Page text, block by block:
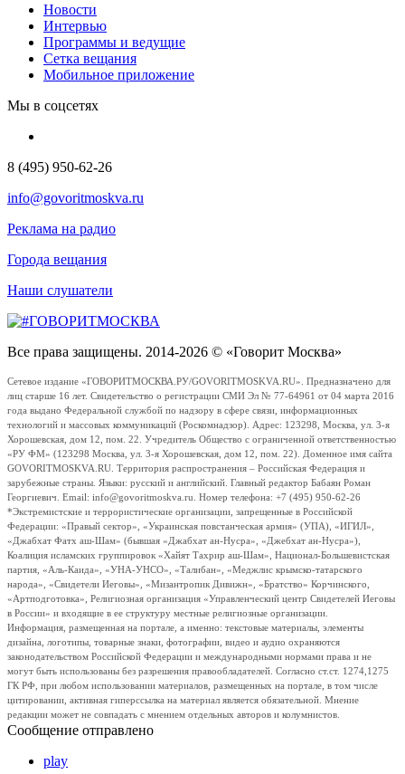
Новости
Интервью
Программы и ведущие
Сетка вещания
Мобильное приложение
Мы в соцсетях
8 (495) 950-62-26
info@govoritmoskva.ru
Реклама на радио
Города вещания
Наши слушатели
Все права защищены. 2014-2026 © «Говорит Москва»
Сетевое издание «ГОВОРИТМОСКВА.РУ/GOVORITMOSKVA.RU». Предназначено для
лиц старше 16 лет. Свидетельство о регистрации СМИ Эл № 77-64961 от 04 марта 2016
года выдано Федеральной службой по надзору в сфере связи, информационных
технологий и массовых коммуникаций (Роскомнадзор). Адрес: 123298, Москва, ул. 3-я
Хорошевская, дом 12, пом. 22. Учредитель Общество с ограниченной ответственностью
«РУ ФМ» (123298 Москва, ул. 3-я Хорошевская, дом 12, пом. 22). Доменное имя сайта
GOVORITMOSKVA.RU. Территория распространения – Российская Федерация и
зарубежные страны. Языки: русский и английский. Главный редактор Бабаян Роман
Георгиевич. Email: info@govoritmoskva.ru. Номер телефона: +7 (495) 950-62-26
*Экстремистские и террористические организации, запрещенные в Российской
Федерации: «Правый сектор», «Украинская повстанческая армия» (УПА), «ИГИЛ»,
«Джабхат Фатх аш-Шам» (бывшая «Джабхат ан-Нусра», «Джебхат ан-Нусра»),
Коалиция исламских группировок «Хайят Тахрир аш-Шам», Национал-Большевистская
партия, «Аль-Каида», «УНА-УНСО», «Талибан», «Меджлис крымско-татарского
народа», «Свидетели Иеговы», «Мизантропик Дивижн», «Братство» Корчинского,
«Артподготовка», Религиозная организация «Управленческий центр Свидетелей Иеговы
в России» и входящие в ее структуру местные религиозные организации.
Информация, размещенная на портале, а именно: текстовые материалы, элементы
дизайна, логотипы, товарные знаки, фотографии, видео и аудио охраняются
законодательством Российской Федерации и международными нормами права и не
могут быть использованы без разрешения правообладателей. Согласно ст.ст. 1274,1275
ГК РФ, при любом использовании материалов, размещенных на портале, в том числе
цитировании, активная гиперссылка на материал является обязательной. Мнение
редакции может не совпадать с мнением отдельных авторов и колумнистов.
Сообщение отправлено
play